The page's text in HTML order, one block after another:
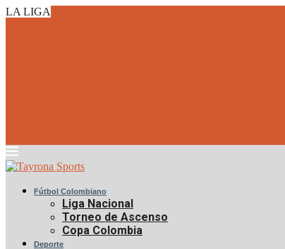
LA LIGA
Fútbol Colombiano
Liga Nacional
Torneo de Ascenso
Copa Colombia
Deporte